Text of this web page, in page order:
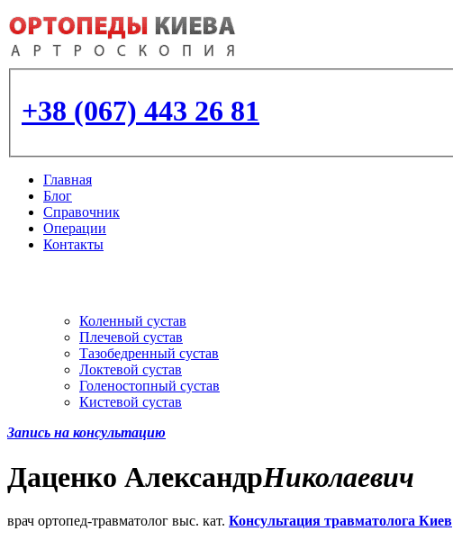
+38 (067) 443 26 81
Главная
Блог
Справочник
Операции
Контакты
Коленный сустав
Плечевой сустав
Тазобедренный сустав
Локтевой сустав
Голеностопный сустав
Кистевой сустав
Запись на консультацию
Даценко АлександрНиколаевич
врач ортопед-травматолог выс. кат. Консультация травматолога Киев